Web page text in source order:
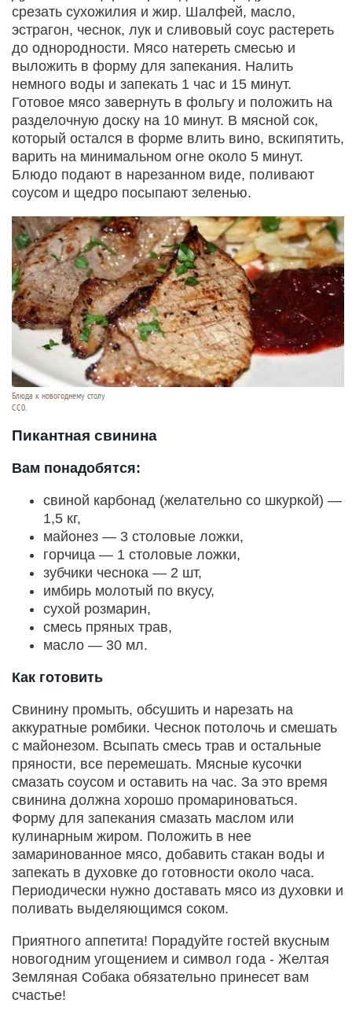
срезать сухожилия и жир. Шалфей, масло,
эстрагон, чеснок, лук и сливовый соус растереть
до однородности. Мясо натереть смесью и
выложить в форму для запекания. Налить
немного воды и запекать 1 час и 15 минут.
Готовое мясо завернуть в фольгу и положить на
разделочную доску на 10 минут. В мясной сок,
который остался в форме влить вино, вскипятить,
варить на минимальном огне около 5 минут.
Блюдо подают в нарезанном виде, поливают
соусом и щедро посыпают зеленью.
Блюда к новогоднему столу
СС0.
Пикантная свинина
Вам понадобятся:
свиной карбонад (желательно со шкуркой) —
1,5 кг,
майонез — 3 столовые ложки,
горчица — 1 столовые ложки,
зубчики чеснока — 2 шт,
имбирь молотый по вкусу,
сухой розмарин,
смесь пряных трав,
масло — 30 мл.
Как готовить
Свинину промыть, обсушить и нарезать на
аккуратные ромбики. Чеснок потолочь и смешать
с майонезом. Всыпать смесь трав и остальные
пряности, все перемешать. Мясные кусочки
смазать соусом и оставить на час. За это время
свинина должна хорошо промариноваться.
Форму для запекания смазать маслом или
кулинарным жиром. Положить в нее
замаринованное мясо, добавить стакан воды и
запекать в духовке до готовности около часа.
Периодически нужно доставать мясо из духовки и
поливать выделяющимся соком.
Приятного аппетита! Порадуйте гостей вкусным
новогодним угощением и символ года - Желтая
Земляная Собака обязательно принесет вам
счастье!